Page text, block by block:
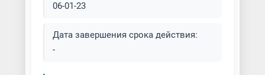
06-01-23
Дата завершения срока действия:
-